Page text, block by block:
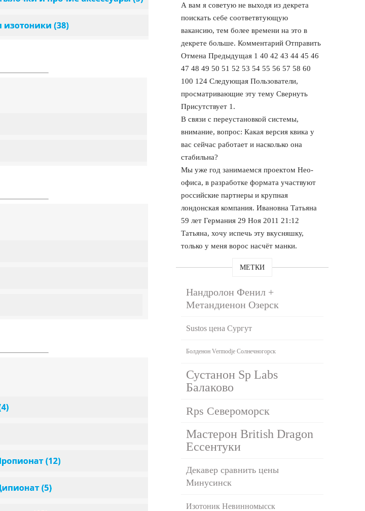
А вам я советую не выходя из декрета
поискать себе соответвтующую
вакансию, тем более времени на это в
декрете больше. Комментарий Отправить
Отмена Предыдущая 1 40 42 43 44 45 46
47 48 49 50 51 52 53 54 55 56 57 58 60
100 124 Следующая Пользователи,
просматривающие эту тему Свернуть
Присутствует 1.
В связи с переустановкой системы,
внимание, вопрос: Какая версия квика у
вас сейчас работает и насколько она
стабильна?
Мы уже год занимаемся проектом Нео-
офиса, в разработке формата участвуют
российские партнеры и крупная
лондонская компания. Ивановна Татьяна
59 лет Германия 29 Ноя 2011 21:12
Татьяна, хочу испечь эту вкусняшку,
только у меня ворос насчёт манки.
МЕТКИ
Нандролон Фенил +
Метандиенон Озерск
Sustos цена Сургут
Болденон Vermodje Солнечногорск
Сустанон Sp Labs
Балаково
Rps Североморск
Мастерон British Dragon
Ессентуки
Декавер сравнить цены
Минусинск
Изотоник Невинномысск